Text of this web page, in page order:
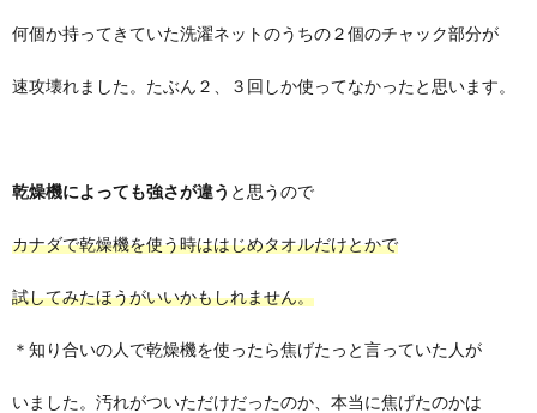
何個か持ってきていた洗濯ネットのうちの２個のチャック部分が
速攻壊れました。たぶん２、３回しか使ってなかったと思います。
乾燥機によっても強さが違う と思うので
カナダで乾燥機を使う時ははじめタオルだけとかで
試してみたほうがいいかもしれません。
＊知り合いの人で乾燥機を使ったら焦げたっと言っていた人が
いました。汚れがついただけだったのか、本当に焦げたのかは